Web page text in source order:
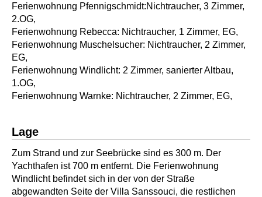
Ferienwohnung Pfennigschmidt:Nichtraucher, 3 Zimmer,
2.OG,
Ferienwohnung Rebecca: Nichtraucher, 1 Zimmer, EG,
Ferienwohnung Muschelsucher: Nichtraucher, 2 Zimmer,
EG,
Ferienwohnung Windlicht: 2 Zimmer, sanierter Altbau,
1.OG,
Ferienwohnung Warnke: Nichtraucher, 2 Zimmer, EG,
Lage
Zum Strand und zur Seebrücke sind es 300 m. Der
Yachthafen ist 700 m entfernt. Die Ferienwohnung
Windlicht befindet sich in der von der Straße
abgewandten Seite der Villa Sanssouci, die restlichen